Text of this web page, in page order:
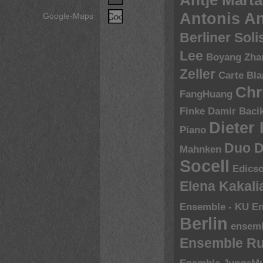
Google-Maps
Antonis
Berliner
Lee Boyang
Zeller Carte
FangHuang
Finke Damir
Piano Dieter
Mahnken Duo
Socell
Elena
Ensemble - KU
Berlin
Ensemble